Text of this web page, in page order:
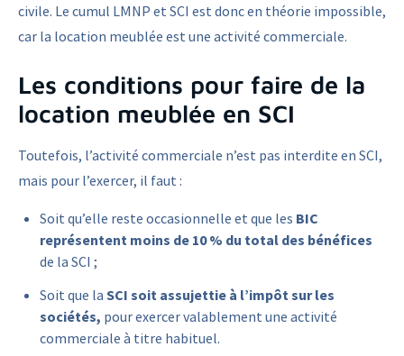
civile. Le cumul LMNP et SCI est donc en théorie impossible,
car la location meublée est une activité commerciale.
Les conditions pour faire de la
location meublée en SCI
Toutefois, l’activité commerciale n’est pas interdite en SCI,
mais pour l’exercer, il faut :
Soit qu’elle reste occasionnelle et que les BIC
représentent moins de 10 % du total des bénéfices
de la SCI ;
Soit que la SCI soit assujettie à l’impôt sur les
sociétés, pour exercer valablement une activité
commerciale à titre habituel.